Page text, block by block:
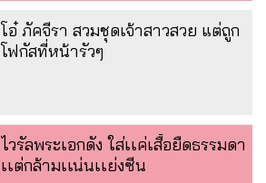
โอ๋ ภัคจีรา สวมชุดเจ้าสาวสวย แต่ถูก
โฟกัสที่หน้ารัวๆ
ไวรัลพระเอกดัง ใส่เเค่เสื้อยืดธรรมดา
เเต่กล้ามเเน่นเเย่งซีน